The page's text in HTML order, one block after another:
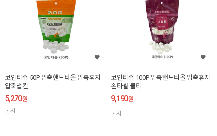
코인티슈 50P 압축핸드타올 압축휴지
압축냅킨
5,270원
본사
코인티슈 100P 압축핸드타올 압축휴지
손타월 물티
9,190원
본사